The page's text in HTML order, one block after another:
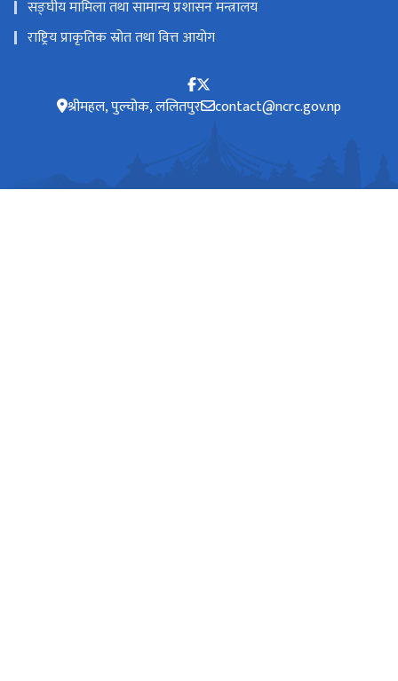
सङ्‍घीय मामिला तथा सामान्य प्रशासन मन्त्रालय
राष्ट्रिय प्राकृतिक स्रोत तथा वित्त आयोग
श्रीमहल, पुल्चोक, ललितपुर contact@ncrc.gov.np